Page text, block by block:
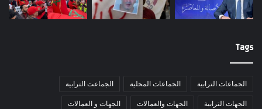
Tags
الجماعات الترابية الجماعات المحلية الجماعت الترابية
الجهات الترابية الجهات والعمالات الجهات و العمالات